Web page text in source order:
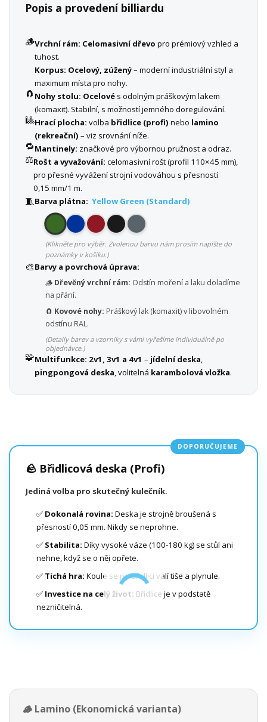
Popis a provedení billiardu
🪵Vrchní rám: Celomasivní dřevo pro prémiový vzhled a
tuhost.
Korpus: Ocelový, zúžený– moderní industriální styl a
maximum místa pro nohy.
🧲 Nohy stolu: Ocelové s odolným práškovým lakem
(komaxit). Stabilní, s možností jemného doregulování.
🎱Hrací plocha: volba břidlice (profi) nebo lamino
(rekreační) – viz srovnání níže.
🔁Mantinely: značkové pro výbornou pružnost a odraz.
⚖️Rošt a vyvažování: celomasivní rošt (profil 110×45 mm),
pro přesné vyvážení strojní vodováhou s přesností
0,15 mm/1 m.
🧵Barva plátna: Yellow Green (Standard)
(Klikněte pro výběr. Zvolenou barvu nám prosím napište do
poznámky v košíku.)
🎨Barvy a povrchová úprava:
🪵 Dřevěný vrchní rám: Odstín moření a laku doladíme
na přání.
🧲 Kovové nohy: Práškový lak (komaxit) v libovolném
odstínu RAL.
(Detaily barev a vzorníky s vámi vyřešíme individuálně po
objednávce.)
🧩Multifunkce: 2v1, 3v1 a 4v1 – jídelní deska,
pingpongová deska, volitelná karambolová vložka.
DOPORUČUJEME
🪨 Břidlicová deska (Profi)
Jediná volba pro skutečný kulečník.
✅ Dokonalá rovina: Deska je strojně broušená s
přesností 0,05 mm. Nikdy se neprohne.
✅ Stabilita: Díky vysoké váze (100-180 kg) se stůl ani
nehne, když se o něj opřete.
✅ Tichá hra: Koule se po břidlici valí tiše a plynule.
✅ Investice na celý život: Břidlice je v podstatě
nezničitelná.
🪵 Lamino (Ekonomická varianta)